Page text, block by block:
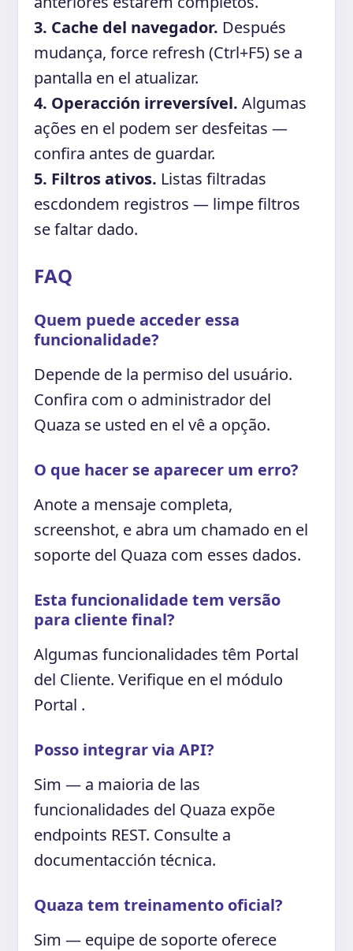
3. Cache del navegador. Después
mudança, force refresh (Ctrl+F5) se a
pantalla en el atualizar.
4. Operacción irreversível. Algumas
ações en el podem ser desfeitas —
confira antes de guardar.
5. Filtros ativos. Listas filtradas
escdondem registros — limpe filtros
se faltar dado.
FAQ
Quem puede acceder essa
funcionalidade?
Depende de la permiso del usuário.
Confira com o administrador del
Quaza se usted en el vê a opção.
O que hacer se aparecer um erro?
Anote a mensaje completa,
screenshot, e abra um chamado en el
soporte del Quaza com esses dados.
Esta funcionalidade tem versão
para cliente final?
Algumas funcionalidades têm Portal
del Cliente. Verifique en el módulo
Portal .
Posso integrar via API?
Sim — a maioria de las
funcionalidades del Quaza expõe
endpoints REST. Consulte a
documentacción técnica.
Quaza tem treinamento oficial?
Sim — equipe de soporte oferece